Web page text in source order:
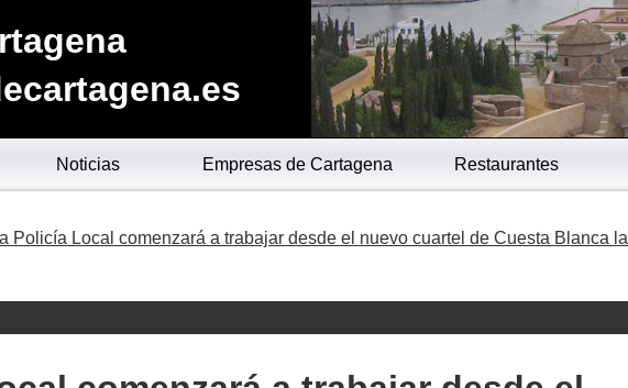
Noticias Empresas de Cartagena Restaurantes
Policía Local comenzará a trabajar desde el nuevo cuartel de Cuesta Blanca la